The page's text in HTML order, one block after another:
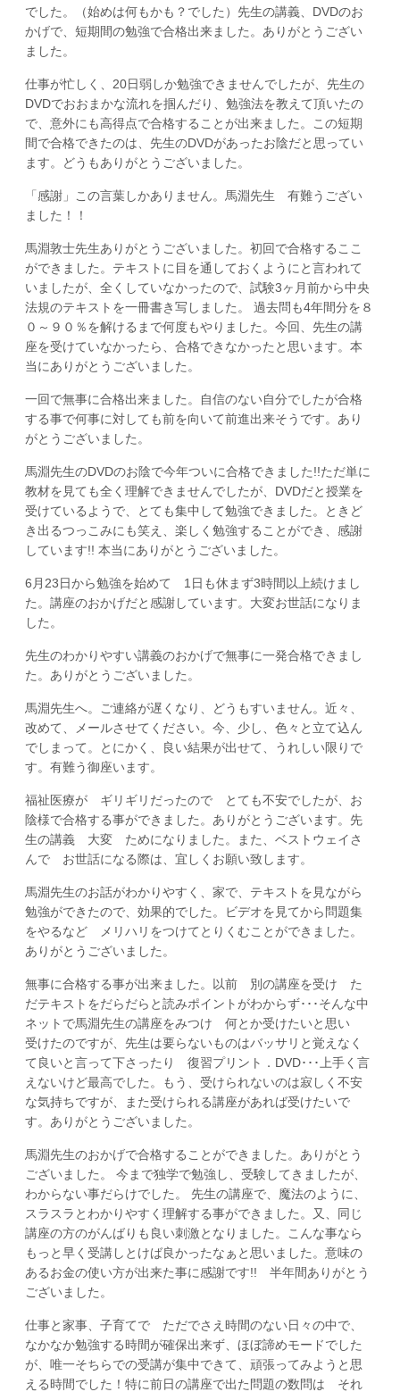
でした。（始めは何もかも？でした）先生の講義、DVDのお
かげで、短期間の勉強で合格出来ました。ありがとうござい
ました。
仕事が忙しく、20日弱しか勉強できませんでしたが、先生の
DVDでおおまかな流れを掴んだり、勉強法を教えて頂いたの
で、意外にも高得点で合格することが出来ました。この短期
間で合格できたのは、先生のDVDがあったお陰だと思ってい
ます。どうもありがとうございました。
「感謝」この言葉しかありません。馬淵先生 有難うござい
ました！！
馬淵敦士先生ありがとうございました。初回で合格するここ
ができました。テキストに目を通しておくようにと言われて
いましたが、全くしていなかったので、試験3ヶ月前から中央
法規のテキストを一冊書き写しました。 過去問も4年間分を８
０～９０％を解けるまで何度もやりました。今回、先生の講
座を受けていなかったら、合格できなかったと思います。本
当にありがとうございました。
一回で無事に合格出来ました。自信のない自分でしたが合格
する事で何事に対しても前を向いて前進出来そうです。あり
がとうございました。
馬淵先生のDVDのお陰で今年ついに合格できました!!ただ単に
教材を見ても全く理解できませんでしたが、DVDだと授業を
受けているようで、とても集中して勉強できました。ときど
き出るつっこみにも笑え、楽しく勉強することができ、感謝
しています!! 本当にありがとうございました。
6月23日から勉強を始めて 1日も休まず3時間以上続けまし
た。講座のおかげだと感謝しています。大変お世話になりま
した。
先生のわかりやすい講義のおかげで無事に一発合格できまし
た。ありがとうございました。
馬淵先生へ。ご連絡が遅くなり、どうもすいません。近々、
改めて、メールさせてください。今、少し、色々と立て込ん
でしまって。とにかく、良い結果が出せて、うれしい限りで
す。有難う御座います。
福祉医療が ギリギリだったので とても不安でしたが、お
陰様で合格する事ができました。ありがとうございます。先
生の講義 大変 ためになりました。また、ベストウェイさ
んで お世話になる際は、宜しくお願い致します。
馬淵先生のお話がわかりやすく、家で、テキストを見ながら
勉強ができたので、効果的でした。ビデオを見てから問題集
をやるなど メリハリをつけてとりくむことができました。
ありがとうございました。
無事に合格する事が出来ました。以前 別の講座を受け た
だテキストをだらだらと読みポイントがわからず･･･そんな中
ネットで馬淵先生の講座をみつけ 何とか受けたいと思い
受けたのですが、先生は要らないものはバッサリと覚えなく
て良いと言って下さったり 復習プリント．DVD･･･上手く言
えないけど最高でした。もう、受けられないのは寂しく不安
な気持ちですが、また受けられる講座があれば受けたいで
す。ありがとうございました。
馬淵先生のおかげで合格することができました。ありがとう
ございました。 今まで独学で勉強し、受験してきましたが、
わからない事だらけでした。 先生の講座で、魔法のように、
スラスラとわかりやすく理解する事ができました。又、同じ
講座の方のがんばりも良い刺激となりました。こんな事なら
もっと早く受講しとけば良かったなぁと思いました。意味の
あるお金の使い方が出来た事に感謝です!! 半年間ありがとう
ございました。
仕事と家事、子育てで ただでさえ時間のない日々の中で、
なかなか勉強する時間が確保出来ず、ほぼ諦めモードでした
が、唯一そちらでの受講が集中できて、頑張ってみようと思
える時間でした！特に前日の講座で出た問題の数問は それ